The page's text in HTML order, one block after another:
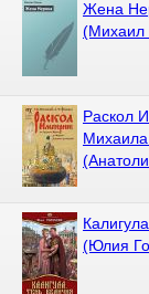
Жена
(Михаил
Раскол
(Юлия